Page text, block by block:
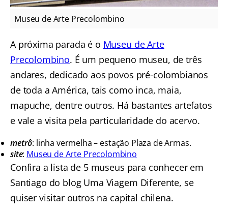
Museu de Arte Precolombino
A próxima parada é o Museu de Arte
Precolombino. É um pequeno museu, de três
andares, dedicado aos povos pré-colombianos
de toda a América, tais como inca, maia,
mapuche, dentre outros. Há bastantes artefatos
e vale a visita pela particularidade do acervo.
metrô: linha vermelha – estação Plaza de Armas.
site: Museu de Arte Precolombino
Confira a lista de 5 museus para conhecer em
Santiago do blog Uma Viagem Diferente, se
quiser visitar outros na capital chilena.